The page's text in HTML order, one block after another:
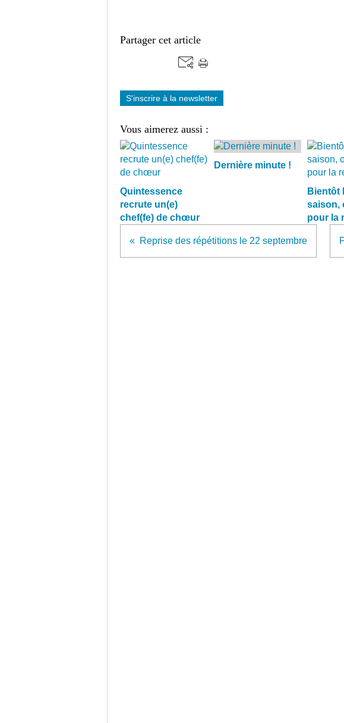
Partager cet article
S'inscrire à la newsletter
Vous aimerez aussi :
Quintessence
recrute un(e)
chef(fe) de chœur
Dernière minute !
Bientôt
saison,
pour la
Reprise des répétitions le 22 septembre